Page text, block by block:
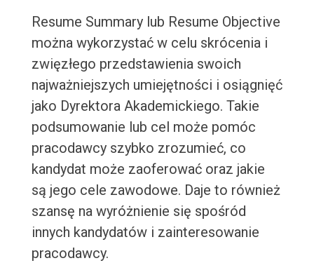
Resume Summary lub Resume Objective
można wykorzystać w celu skrócenia i
zwięzłego przedstawienia swoich
najważniejszych umiejętności i osiągnięć
jako Dyrektora Akademickiego. Takie
podsumowanie lub cel może pomóc
pracodawcy szybko zrozumieć, co
kandydat może zaoferować oraz jakie
są jego cele zawodowe. Daje to również
szansę na wyróżnienie się spośród
innych kandydatów i zainteresowanie
pracodawcy.